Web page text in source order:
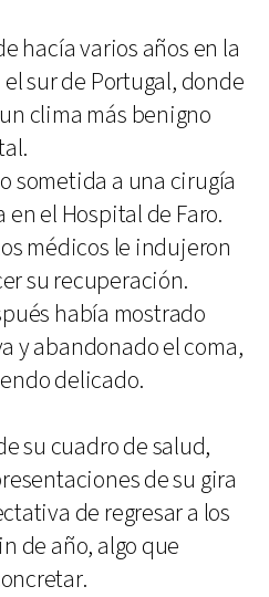
hacía varios años en la
sur de Portugal, donde
clima más benigno
sometida a una cirugía
el Hospital de Faro.
médicos le indujeron
su recuperación.
había mostrado
y abandonado el coma,
delicado.
su cuadro de salud,
de su gira
de regresar a los
de año, algo que